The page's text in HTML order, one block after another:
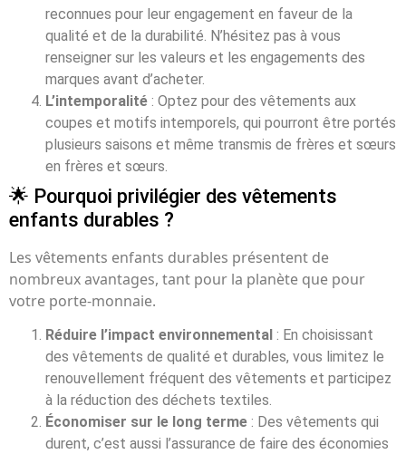
reconnues pour leur engagement en faveur de la
qualité et de la durabilité. N’hésitez pas à vous
renseigner sur les valeurs et les engagements des
marques avant d’acheter.
L’intemporalité : Optez pour des vêtements aux
coupes et motifs intemporels, qui pourront être portés
plusieurs saisons et même transmis de frères et sœurs
en frères et sœurs.
🌟 Pourquoi privilégier des vêtements
enfants durables ?
Les vêtements enfants durables présentent de
nombreux avantages, tant pour la planète que pour
votre porte-monnaie.
Réduire l’impact environnemental : En choisissant
des vêtements de qualité et durables, vous limitez le
renouvellement fréquent des vêtements et participez
à la réduction des déchets textiles.
Économiser sur le long terme : Des vêtements qui
durent, c’est aussi l’assurance de faire des économies